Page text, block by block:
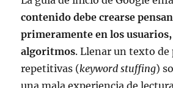
contenido debe crearse
primeramente en los
algoritmos. Llenar un texto de
repetitivas (keyword stuffing)
una mala experiencia de